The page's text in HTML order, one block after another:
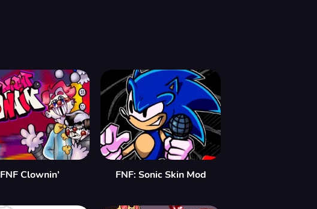
FNF Clownin’ FNF: Sonic Skin Mod